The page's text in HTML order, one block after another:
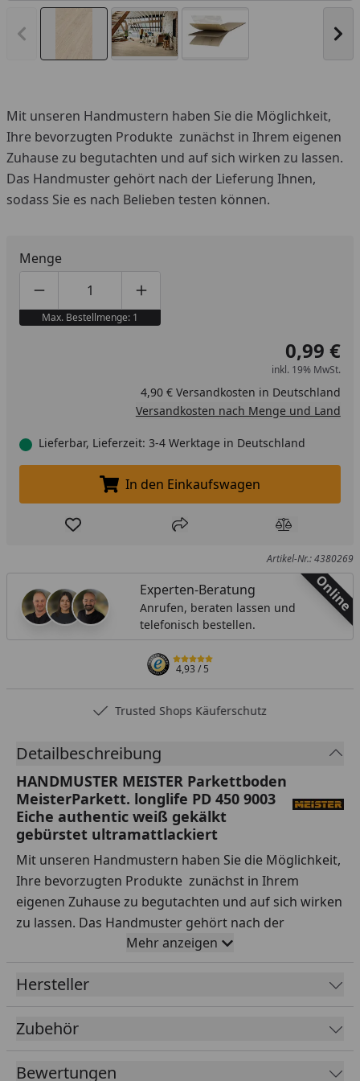
Vorheriges Bild anzeigen
Mit unseren Handmustern haben Sie die Möglichkeit,
Ihre bevorzugten Produkte zunächst in Ihrem eigenen
Zuhause zu begutachten und auf sich wirken zu lassen.
Das Handmuster gehört nach der Lieferung Ihnen,
sodass Sie es nach Belieben testen können.
Menge
Produktmenge um eins verringern
Produktmenge manuell eingeben
Produktmenge um eins erhöhen
Max. Bestellmenge: 1
0,99 €
inkl. 19% MwSt.
4,90 € Versandkosten in Deutschland
Versandkosten nach Menge und Land
Lieferbar, Lieferzeit: 3-4 Werktage in Deutschland
In den Einkaufswagen legen
In den Einkaufswagen
Produkt zur Wunschliste hinzufügen
Teilen Produkt
Artikel-Nr.: 4380269
Online
Experten-Beratung
Anrufen, beraten lassen und
telefonisch bestellen.
4,93/ 5
Trusted Shops Käuferschutz
Detailbeschreibung
HANDMUSTER MEISTER Parkettboden
MeisterParkett. longlife PD 450 9003
Eiche authentic weiß gekälkt
gebürstet ultramattlackiert
Mit unseren Handmustern haben Sie die Möglichkeit,
Ihre bevorzugten Produkte zunächst in Ihrem
eigenen Zuhause zu begutachten und auf sich wirken
zu lassen. Das Handmuster gehört nach der
Lieferung Ihnen, sodass Sie es nach Belieben testen
können.
Sorgfältige Auswahl:
verschiedener Sortimente, Hersteller, Preisklassen
und Qualitäten ausgiebig.
Mehr anzeigen
Hersteller
Zubehör
Bewertungen